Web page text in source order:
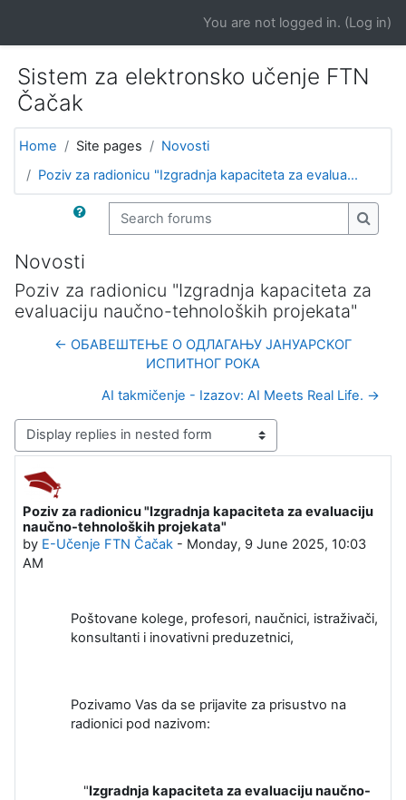
You are not logged in. (Log in)
Sistem za elektronsko učenje FTN
Čačak
Home Site pages
Novosti
Poziv za radionicu "Izgradnja kapaciteta za evalua...
Search forums
Novosti
Poziv za radionicu "Izgradnja kapaciteta za
evaluaciju naučno-tehnoloških projekata"
← ОБАВЕШТЕЊЕ O ОДЛАГАЊУ ЈАНУАРСКОГ
ИСПИТНОГ РОКА
AI takmičenje - Izazov: AI Meets Real Life. →
Display mode
Poziv za radionicu "Izgradnja kapaciteta za evaluaciju
naučno-tehnoloških projekata"
by E-Učenje FTN Čačak - Monday, 9 June 2025, 10:03
AM
Number of replies: 0
Poštovane kolege, profesori, naučnici, istraživači,
konsultanti i inovativni preduzetnici,
Pozivamo Vas da se prijavite za prisustvo na
radionici pod nazivom:
"Izgradnja kapaciteta za evaluaciju naučno-